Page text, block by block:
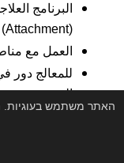
البرنامج
(Attachment)
العمل مع
للمعالج دور
النفسية. دور
مستمرة.
האתר משתמש